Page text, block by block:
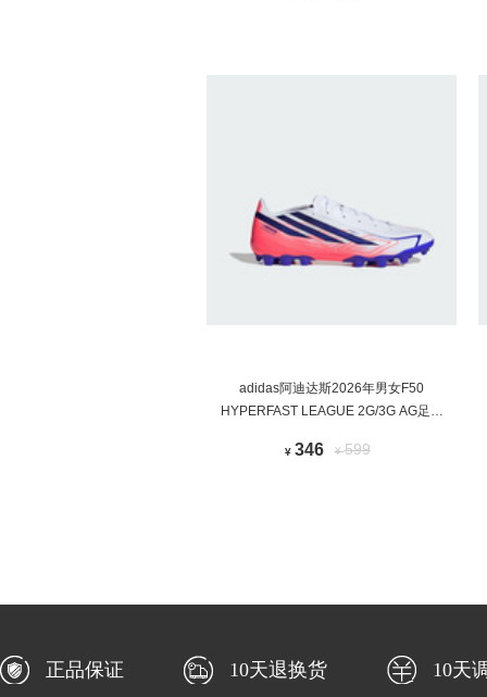
adidas阿迪达斯2026年男女F50
HYPERFAST LEAGUE 2G/3G AG足球
¥ 346 ¥599
正品保证 10天退换货 10天